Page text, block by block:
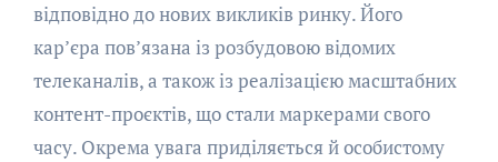
відповідно до нових викликів ринку. Його
кар’єра пов’язана із розбудовою відомих
телеканалів, а також із реалізацією масштабних
контент-проєктів, що стали маркерами свого
часу. Окрема увага приділяється й особистому